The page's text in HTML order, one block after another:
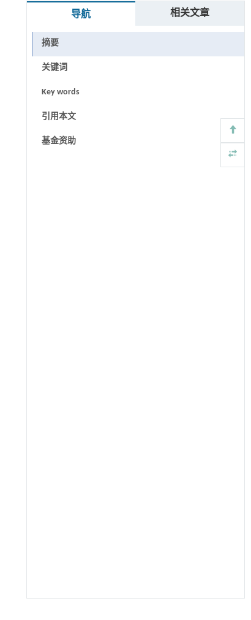
导航 相关文章
摘要
关键词
Key words
引用本文
基金资助